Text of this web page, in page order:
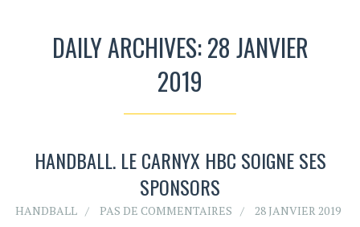
DAILY ARCHIVES: 28 JANVIER
2019
HANDBALL. LE CARNYX HBC SOIGNE SES
SPONSORS
HANDBALL PAS DE COMMENTAIRES 28 JANVIER 2019